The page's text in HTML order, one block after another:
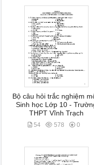
Bộ câu hỏi trắc nghiệm
Sinh học Lớp 10 -
THPT Vĩnh Trạch
54 578 0